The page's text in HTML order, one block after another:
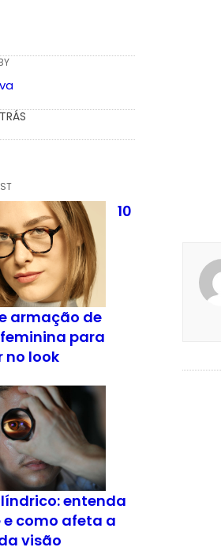
10
armação de
para
no look
entenda
e como afeta a
visão